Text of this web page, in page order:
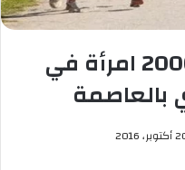
مشاركة ازيد من 2000 امرأة في
بالعاصمة
2016